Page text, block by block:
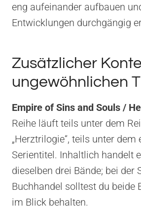
eng aufeinander aufbauen
Entwicklungen durchgängig
Zusätzlicher
ungewöhnlichen
Empire of Sins and Souls /
Reihe läuft teils unter dem
„Herztrilogie“, teils unter dem
Serientitel. Inhaltlich handelt
dieselben drei Bände; bei der
Buchhandel solltest du beide
im Blick behalten.